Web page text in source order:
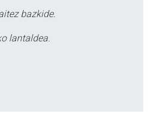
bazkide.
lantaldea.